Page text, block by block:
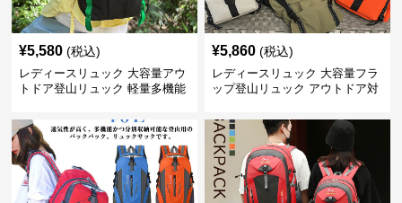
¥5,580 (税込)
レディースリュック 大容量アウ
トドア登山リュック 軽量多機能
¥5,860 (税込)
レディースリュック 大容量フラ
ップ登山リュック アウトドア対